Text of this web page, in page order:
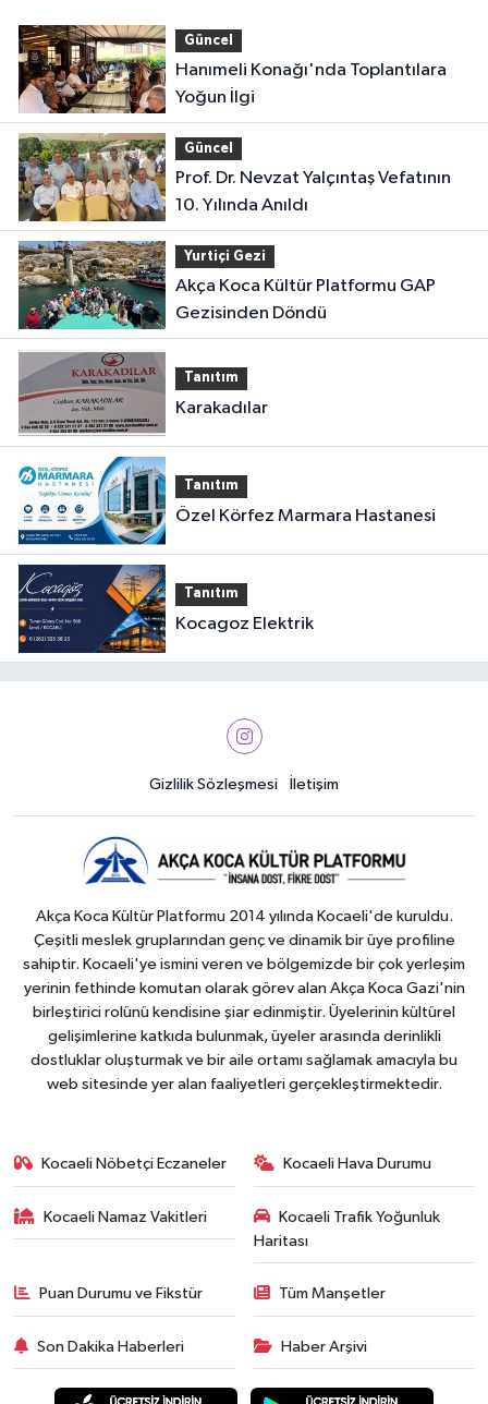
Güncel
Hanımeli Konağı'nda Toplantılara
Yoğun İlgi
Güncel
Prof. Dr. Nevzat Yalçıntaş Vefatının
10. Yılında Anıldı
Yurtiçi Gezi
Akça Koca Kültür Platformu GAP
Gezisinden Döndü
Tanıtım
Karakadılar
Tanıtım
Özel Körfez Marmara Hastanesi
Tanıtım
Kocagoz Elektrik
Gizlilik Sözleşmesi İletişim
Akça Koca Kültür Platformu 2014 yılında Kocaeli'de kuruldu.
Çeşitli meslek gruplarından genç ve dinamik bir üye profiline
sahiptir. Kocaeli'ye ismini veren ve bölgemizde bir çok yerleşim
yerinin fethinde komutan olarak görev alan Akça Koca Gazi'nin
birleştirici rolünü kendisine şiar edinmiştir. Üyelerinin kültürel
gelişimlerine katkıda bulunmak, üyeler arasında derinlikli
dostluklar oluşturmak ve bir aile ortamı sağlamak amacıyla bu
web sitesinde yer alan faaliyetleri gerçekleştirmektedir.
Kocaeli Nöbetçi Eczaneler Kocaeli Hava Durumu
Kocaeli Namaz Vakitleri
Kocaeli Trafik Yoğunluk
Haritası
Puan Durumu ve Fikstür Tüm Manşetler
Son Dakika Haberleri Haber Arşivi